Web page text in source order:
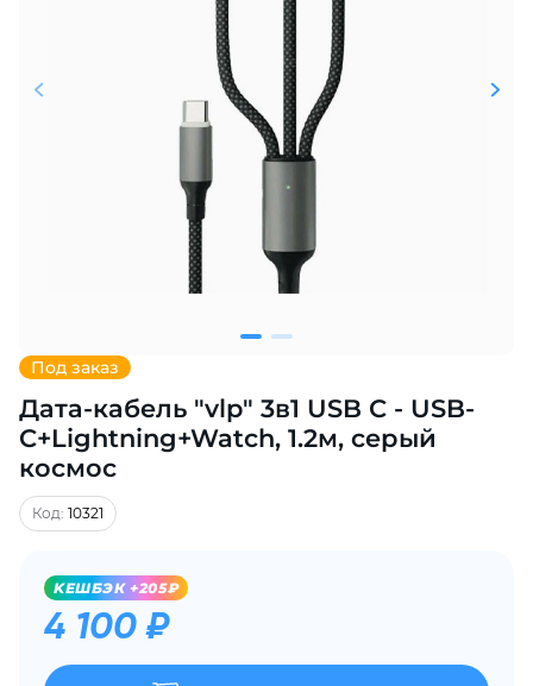
Под заказ
Дата-кабель "vlp" 3в1 USB С - USB-
C+Lightning+Watch, 1.2м, серый
космос
Код: 10321
KЕШБЭК +205₽
4 100 ₽
25
Добавляйте товары
Оплачивайте сегодня только
% картой любого банка
Получайте товар
выбранный способом
Оставшиеся
по25%каждые 2 недели
Подробнее